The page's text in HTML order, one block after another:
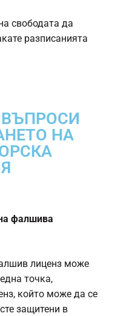
свободата да
разписанията
НА
фалшива
лиценз може
точка,
който може да се
защитени в